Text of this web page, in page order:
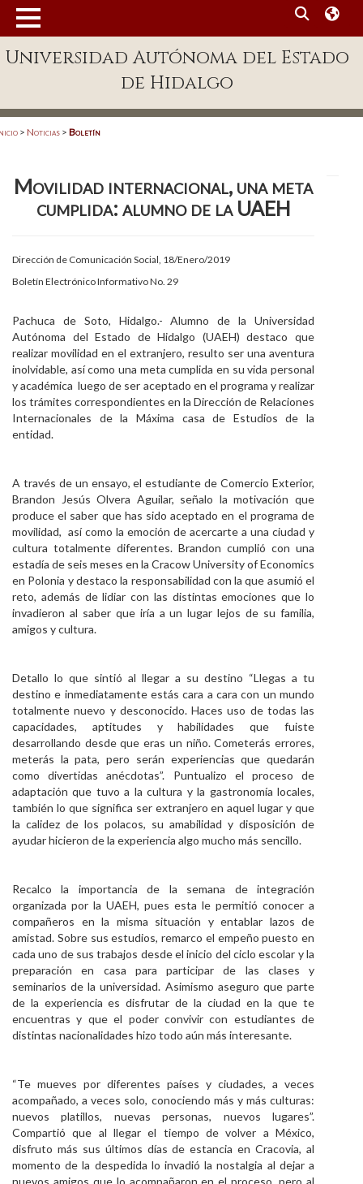
Enlaces
Patronato
Publicaciones en línea
Acreditación Internacional
Alumnado
Aspirantes
Personal
Alumni
Universidad Autónoma del Estado
de Hidalgo
> Noticias > Boletín
Movilidad internacional, una meta
cumplida: alumno de la UAEH
Dirección de Comunicación Social, 18/Enero/2019
Boletín Electrónico Informativo No. 29
Pachuca de Soto, Hidalgo.- Alumno de la Universidad
Autónoma del Estado de Hidalgo (UAEH) destaco que
realizar movilidad en el extranjero, resulto ser una aventura
inolvidable, así como una meta cumplida en su vida personal
y académica luego de ser aceptado en el programa y realizar
los trámites correspondientes en la Dirección de Relaciones
Internacionales de la Máxima casa de Estudios de la
entidad.
A través de un ensayo, el estudiante de Comercio Exterior,
Brandon Jesús Olvera Aguilar, señalo la motivación que
produce el saber que has sido aceptado en el programa de
movilidad, así como la emoción de acercarte a una ciudad y
cultura totalmente diferentes. Brandon cumplió con una
estadía de seis meses en la Cracow University of Economics
en Polonia y destaco la responsabilidad con la que asumió el
reto, además de lidiar con las distintas emociones que lo
invadieron al saber que iría a un lugar lejos de su familia,
amigos y cultura.
Detallo lo que sintió al llegar a su destino “Llegas a tu
destino e inmediatamente estás cara a cara con un mundo
totalmente nuevo y desconocido. Haces uso de todas las
capacidades, aptitudes y habilidades que fuiste
desarrollando desde que eras un niño. Cometerás errores,
meterás la pata, pero serán experiencias que quedarán
como divertidas anécdotas”. Puntualizo el proceso de
adaptación que tuvo a la cultura y la gastronomía locales,
también lo que significa ser extranjero en aquel lugar y que
la calidez de los polacos, su amabilidad y disposición de
ayudar hicieron de la experiencia algo mucho más sencillo.
Recalco la importancia de la semana de integración
organizada por la UAEH, pues esta le permitió conocer a
compañeros en la misma situación y entablar lazos de
amistad. Sobre sus estudios, remarco el empeño puesto en
cada uno de sus trabajos desde el inicio del ciclo escolar y la
preparación en casa para participar de las clases y
seminarios de la universidad. Asimismo aseguro que parte
de la experiencia es disfrutar de la ciudad en la que te
encuentras y que el poder convivir con estudiantes de
distintas nacionalidades hizo todo aún más interesante.
“Te mueves por diferentes países y ciudades, a veces
acompañado, a veces solo, conociendo más y más culturas:
nuevos platillos, nuevas personas, nuevos lugares”.
Compartió que al llegar el tiempo de volver a México,
disfruto más sus últimos días de estancia en Cracovia, al
momento de la despedida lo invadió la nostalgia al dejar a
nuevos amigos que lo acompañaron en el proceso, pero al